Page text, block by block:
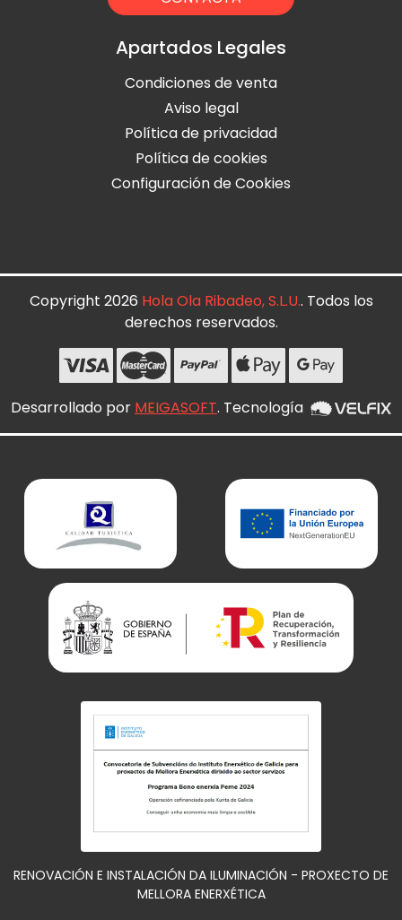
Apartados Legales
Condiciones de venta
Aviso legal
Política de privacidad
Política de cookies
Configuración de Cookies
Copyright 2026 Hola Ola Ribadeo, S.L.U.. Todos los
derechos reservados.
Desarrollado por MEIGASOFT. Tecnología
RENOVACIÓN E INSTALACIÓN DA ILUMINACIÓN - PROXECTO DE
MELLORA ENERXÉTICA